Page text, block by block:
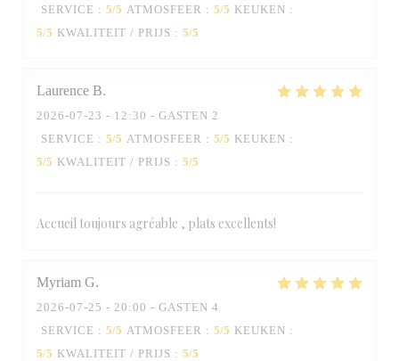
SERVICE : 5/5 ATMOSFEER : 5/5 KEUKEN :
5/5 KWALITEIT / PRIJS : 5/5
Laurence B
2026-07-23 - 12:30 - GASTEN 2
SERVICE : 5/5 ATMOSFEER : 5/5 KEUKEN :
5/5 KWALITEIT / PRIJS : 5/5
Accueil toujours agréable , plats excellents!
Myriam G
2026-07-25 - 20:00 - GASTEN 4
SERVICE : 5/5 ATMOSFEER : 5/5 KEUKEN :
5/5 KWALITEIT / PRIJS : 5/5